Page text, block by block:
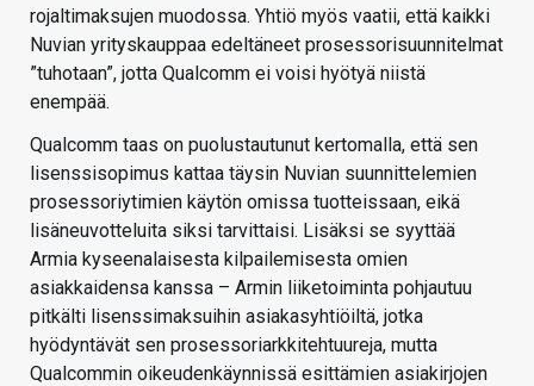
rojaltimaksujen muodossa. Yhtiö myös vaatii, että kaikki
Nuvian yrityskauppaa edeltäneet prosessorisuunnitelmat
”tuhotaan”, jotta Qualcomm ei voisi hyötyä niistä
enempää.
Qualcomm taas on puolustautunut kertomalla, että sen
lisenssisopimus kattaa täysin Nuvian suunnittelemien
prosessoriytimien käytön omissa tuotteissaan, eikä
lisäneuvotteluita siksi tarvittaisi. Lisäksi se syyttää
Armia kyseenalaisesta kilpailemisesta omien
asiakkaidensa kanssa – Armin liiketoiminta pohjautuu
pitkälti lisenssimaksuihin asiakasyhtiöiltä, jotka
hyödyntävät sen prosessoriarkkitehtuureja, mutta
Qualcommin oikeudenkäynnissä esittämien asiakirjojen